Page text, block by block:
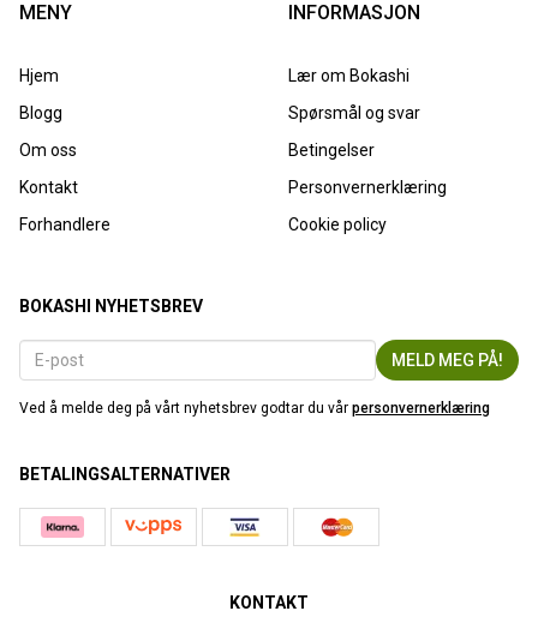
MENY
Hjem
Blogg
Om oss
Kontakt
Forhandlere
INFORMASJON
Lær om Bokashi
Spørsmål og svar
Betingelser
Personvernerklæring
Cookie policy
BOKASHI NYHETSBREV
Ved å melde deg på vårt nyhetsbrev godtar du vår personvernerklæring
BETALINGSALTERNATIVER
KONTAKT